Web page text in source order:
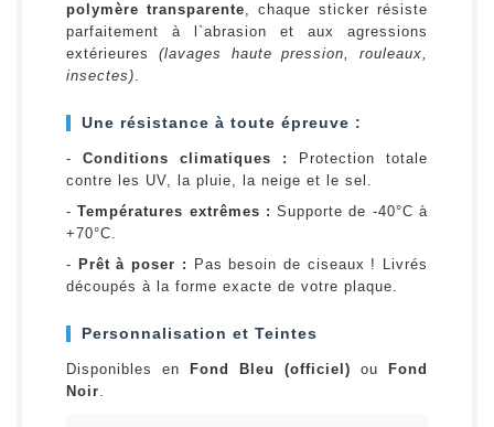
polymère transparente, chaque sticker résiste
parfaitement à l`abrasion et aux agressions
extérieures (lavages haute pression, rouleaux,
insectes).
Une résistance à toute épreuve :
- Conditions climatiques :
Protection totale
contre les UV, la pluie, la neige et le sel.
-Températures extrêmes : Supporte de -40°C à
+70°C.
- Prêt à poser :
Pas besoin de ciseaux ! Livrés
découpés à la forme exacte de votre plaque.
Personnalisation et Teintes
Disponibles en Fond Bleu (officiel) ou
Fond
Noir.